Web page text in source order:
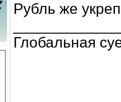
Рубль же
Глобальная